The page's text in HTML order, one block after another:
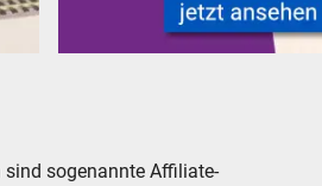
sogenannte Affiliate-